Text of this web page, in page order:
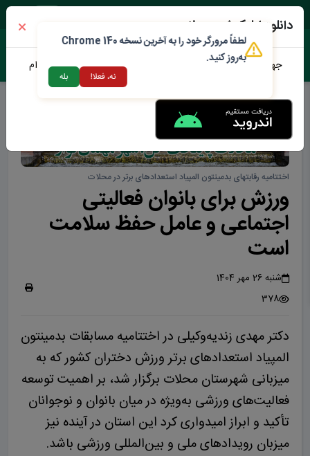
اختتامیه رقابتهای بدمینتون المپیاد استعدادهای برتر در محلات
ورزش برای بانوان فعالیتی
اجتماعی و عامل حفظ سلامت
است
شنبه 26 مهر 1404
378
دکتر مهدی زندیه‌وکیلی در اختتامیه مسابقات بدمینتون
المپیاد استعدادهای برتر ورزش دختران کشور که به
میزبانی شهرستان محلات برگزار شد، بر اهمیت توسعه
فعالیت‌های ورزشی به‌ویژه در میان بانوان و نوجوانان
تأکید و ابراز امیدواری کرد این استان در آینده نیز
میزبان رویدادهای ملی و بین‌المللی ورزشی باشد.
دانلود اپلیکیشن محلات من
جهت دانلود نرم افزار محلات من می توانید از طریق لینک زیر اقدام
لطفاً مرورگر خود را به آخرین نسخه Chrome 140
به‌روز کنید.
نه، فعلا! بله